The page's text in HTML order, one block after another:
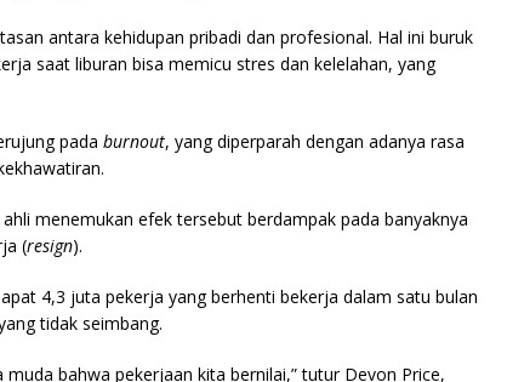
antara kehidupan pribadi dan profesional. Hal ini buruk
saat liburan bisa memicu stres dan kelelahan, yang
pada burnout, yang diperparah dengan adanya rasa
menemukan efek tersebut berdampak pada banyaknya
(resign).
4,3 juta pekerja yang berhenti bekerja dalam satu bulan
tidak seimbang.
bahwa pekerjaan kita bernilai,” tutur Devon Price,